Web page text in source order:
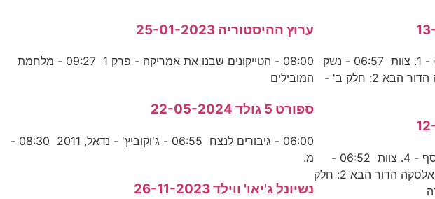
06:10 - חילוץ בדרך קפואה: כאוס (אוסף) - 1. צוות 06:57 - נשק
משפחתי - 4. קרב יריות 07:45 - אלסקה הדור הבא 2: חלק ב' -
06:05 - חילוץ בדרך קפואה כאוס 3: האוסף - 4. צוות 06:52 -
נשק משפחתי - 3. גנבי התותח 07:40 - אלסקה הדור הבא 2: חלק
ערוץ ההיסטוריה 25-01-2023
08:00 - הטייקונים שבנו את אמריקה - פרק 1 09:27 - מלחמת
המובילים
ספורט 5 גולד 22-05-2024
06:00 - גיבורים לנצח 06:55 - ג'וקוביץ' - נדאל, 2011 08:30 -
מ.
נשיונל ג'יאו' ווילד 26-11-2023